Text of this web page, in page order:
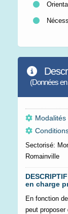
(Données
Modalités
Sectorisé:
Romainville
en charge
En fonction
peut